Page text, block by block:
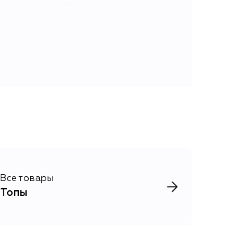
Все товары
Топы